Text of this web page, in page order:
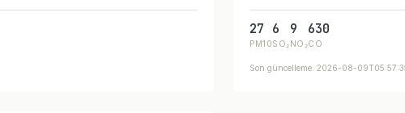
27
PM10
6
SO₂
9
NO₂
630
CO
Son güncelleme: 2026-08-